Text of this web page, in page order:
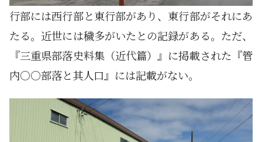
行部には西行部と東行部があり、東行部がそれにあ
たる。近世には穢多がいたとの記録がある。ただ、
『三重県部落史料集（近代篇）』に掲載された『管
内○○部落と其人口』には記載がない。